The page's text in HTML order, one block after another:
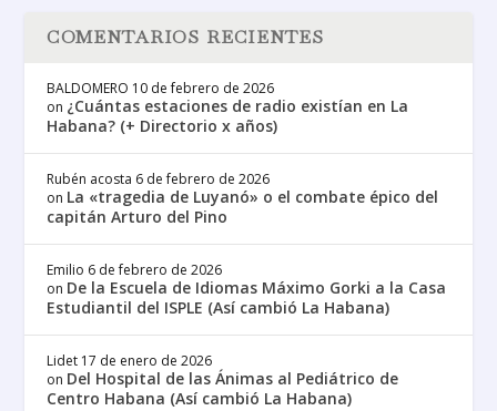
COMENTARIOS RECIENTES
BALDOMERO 10 de febrero de 2026
on ¿Cuántas estaciones de radio existían en La
Habana? (+ Directorio x años)
Rubén acosta 6 de febrero de 2026
on La «tragedia de Luyanó» o el combate épico del
capitán Arturo del Pino
Emilio 6 de febrero de 2026
on De la Escuela de Idiomas Máximo Gorki a la Casa
Estudiantil del ISPLE (Así cambió La Habana)
Lidet 17 de enero de 2026
on Del Hospital de las Ánimas al Pediátrico de
Centro Habana (Así cambió La Habana)